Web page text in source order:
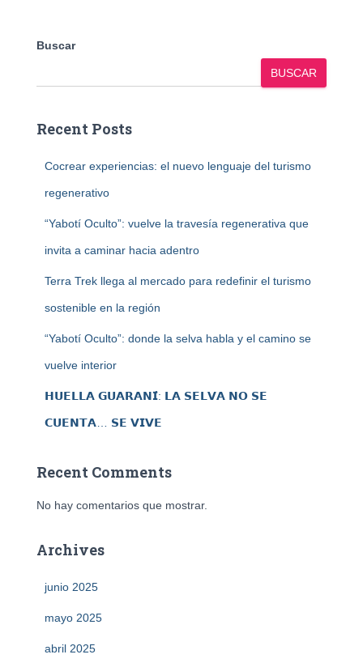
Buscar
BUSCAR
Recent Posts
Cocrear experiencias: el nuevo lenguaje del turismo
regenerativo
“Yabotí Oculto”: vuelve la travesía regenerativa que
invita a caminar hacia adentro
Terra Trek llega al mercado para redefinir el turismo
sostenible en la región
“Yabotí Oculto”: donde la selva habla y el camino se
vuelve interior
𝗛𝗨𝗘𝗟𝗟𝗔 𝗚𝗨𝗔𝗥𝗔𝗡𝗜́: 𝗟𝗔 𝗦𝗘𝗟𝗩𝗔 𝗡𝗢 𝗦𝗘
𝗖𝗨𝗘𝗡𝗧𝗔… 𝗦𝗘 𝗩𝗜𝗩𝗘
Recent Comments
No hay comentarios que mostrar.
Archives
junio 2025
mayo 2025
abril 2025